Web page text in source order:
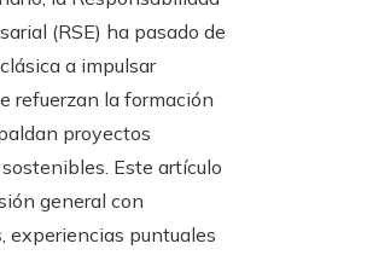
(RSE) ha pasado de
a impulsar
refuerzan la formación
proyectos
Este artículo
general con
experiencias puntuales